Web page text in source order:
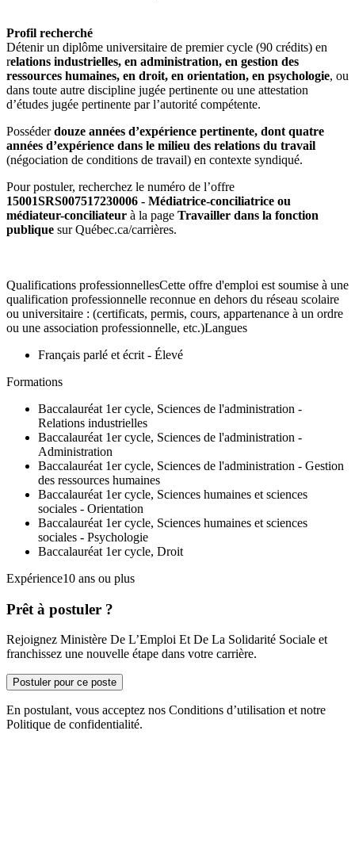
Profil recherché
Détenir un diplôme universitaire de premier cycle (90 crédits) en
relations industrielles, en administration, en gestion des
ressources humaines, en droit, en orientation, en psychologie, ou
dans toute autre discipline jugée pertinente ou une attestation
d’études jugée pertinente par l’autorité compétente.
Posséderdouze années d’expérience pertinente, dont quatre
années d’expérience dans le milieu des relations du travail
(négociation de conditions de travail) en contexte syndiqué.
Pour postuler, recherchez le numéro de l’offre
15001SRS007517230006 - Médiatrice-conciliatrice ou
médiateur-conciliateur à la page Travailler dans la fonction
publique sur Québec.ca/carrières.
Qualifications professionnellesCette offre d'emploi est soumise à une
qualification professionnelle reconnue en dehors du réseau scolaire
ou universitaire : (certificats, permis, cours, appartenance à un ordre
ou une association professionnelle, etc.)Langues
Français parlé et écrit - Élevé
Formations
Baccalauréat 1er cycle, Sciences de l'administration -
Relations industrielles
Baccalauréat 1er cycle, Sciences de l'administration -
Administration
Baccalauréat 1er cycle, Sciences de l'administration - Gestion
des ressources humaines
Baccalauréat 1er cycle, Sciences humaines et sciences
sociales - Orientation
Baccalauréat 1er cycle, Sciences humaines et sciences
sociales - Psychologie
Baccalauréat 1er cycle, Droit
Expérience10 ans ou plus
Prêt à postuler ?
Rejoignez Ministère De L’Emploi Et De La Solidarité Sociale et
franchissez une nouvelle étape dans votre carrière.
Postuler pour ce poste
En postulant, vous acceptez nos Conditions d’utilisation et notre
Politique de confidentialité.